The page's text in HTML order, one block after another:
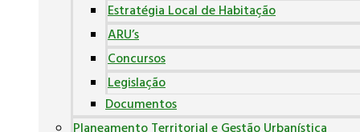
Estratégia Local de Habitação
ARU’s
Concursos
Legislação
Documentos